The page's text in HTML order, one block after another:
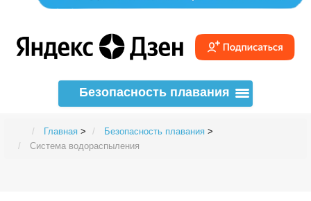
Безопасность плавания
Главная > Безопасность плавания >
Система водораспыления